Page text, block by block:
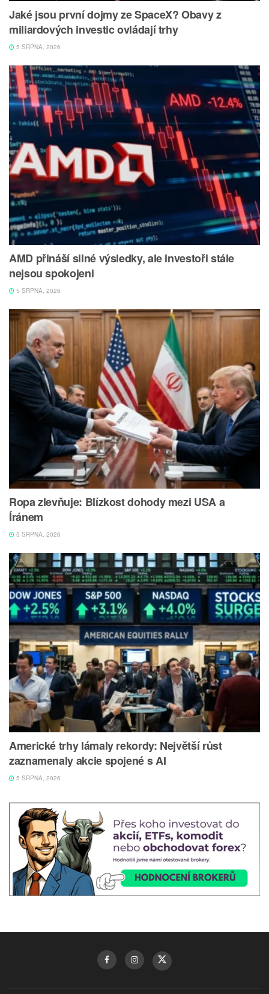
Jaké jsou první dojmy ze SpaceX? Obavy z
miliardových investic ovládají trhy
5 SRPNA, 2026
AMD přináší silné výsledky, ale investoři stále
nejsou spokojeni
5 SRPNA, 2026
Ropa zlevňuje: Blízkost dohody mezi USA a
Íránem
5 SRPNA, 2026
Americké trhy lámaly rekordy: Největší růst
zaznamenaly akcie spojené s AI
5 SRPNA, 2026